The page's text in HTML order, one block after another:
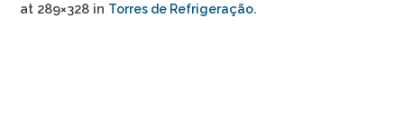
at 289×328 in Torres de Refrigeração.